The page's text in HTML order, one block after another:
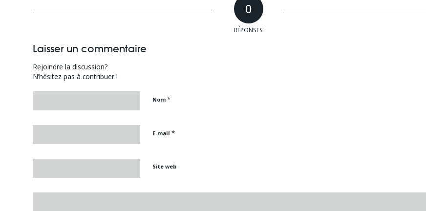
0
RÉPONSES
Laisser un commentaire
Rejoindre la discussion?
N’hésitez pas à contribuer !
Nom *
E-mail *
Site web